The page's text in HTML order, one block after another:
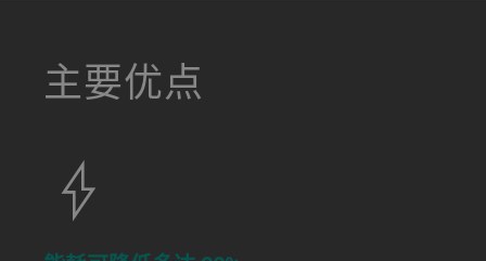
a decorative background image
主要优点